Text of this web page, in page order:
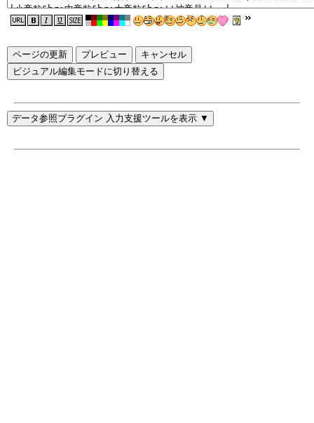
ページの更新
ビジュアル編集モードに切り替える
データ参照プラグイン 入力支援ツールを表示 ▼